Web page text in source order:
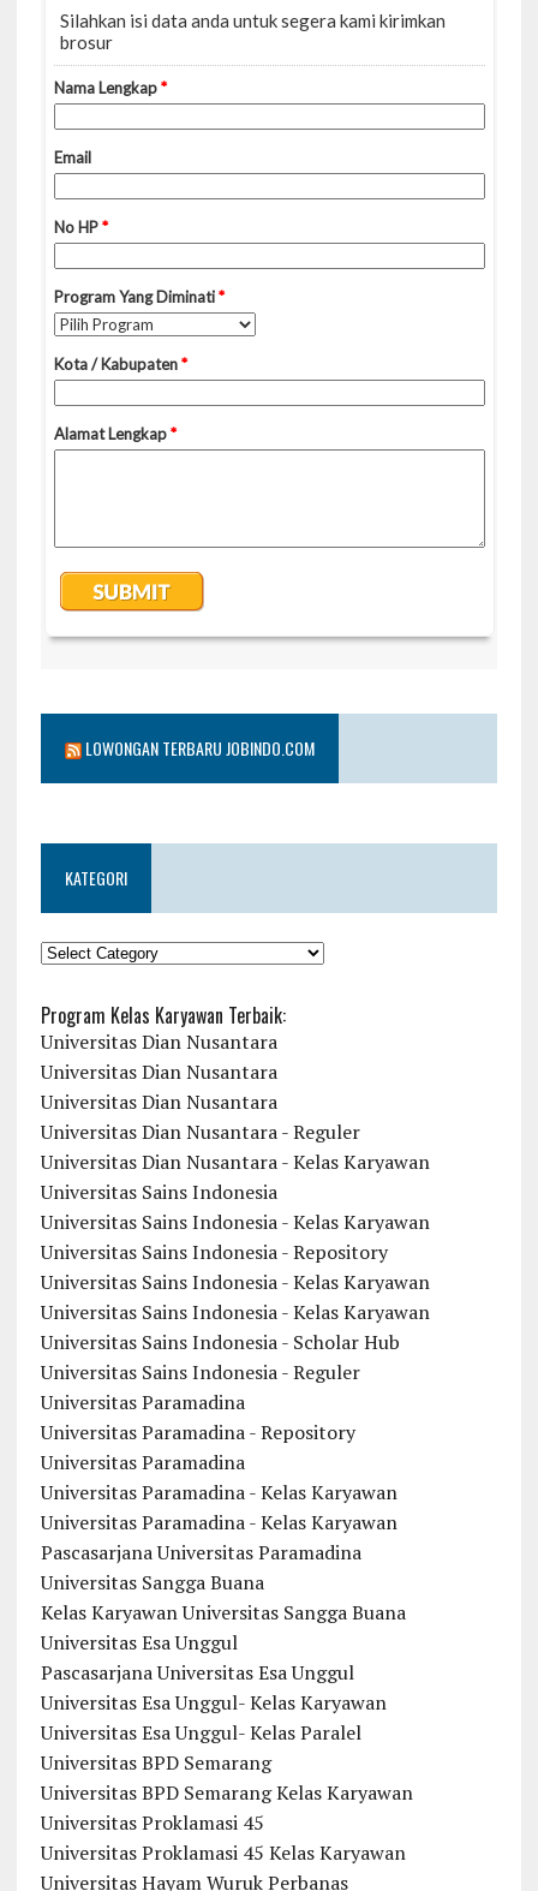
LOWONGAN TERBARU JOBINDO.COM
KATEGORI
KATEGORI
Program Kelas Karyawan Terbaik:
Universitas Dian Nusantara
Universitas Dian Nusantara
Universitas Dian Nusantara
Universitas Dian Nusantara - Reguler
Universitas Dian Nusantara - Kelas Karyawan
Universitas Sains Indonesia
Universitas Sains Indonesia - Kelas Karyawan
Universitas Sains Indonesia - Repository
Universitas Sains Indonesia - Kelas Karyawan
Universitas Sains Indonesia - Kelas Karyawan
Universitas Sains Indonesia - Scholar Hub
Universitas Sains Indonesia - Reguler
Universitas Paramadina
Universitas Paramadina - Repository
Universitas Paramadina
Universitas Paramadina - Kelas Karyawan
Universitas Paramadina - Kelas Karyawan
Pascasarjana Universitas Paramadina
Universitas Sangga Buana
Kelas Karyawan Universitas Sangga Buana
Universitas Esa Unggul
Pascasarjana Universitas Esa Unggul
Universitas Esa Unggul- Kelas Karyawan
Universitas Esa Unggul- Kelas Paralel
Universitas BPD Semarang
Universitas BPD Semarang Kelas Karyawan
Universitas Proklamasi 45
Universitas Proklamasi 45 Kelas Karyawan
Universitas Hayam Wuruk Perbanas